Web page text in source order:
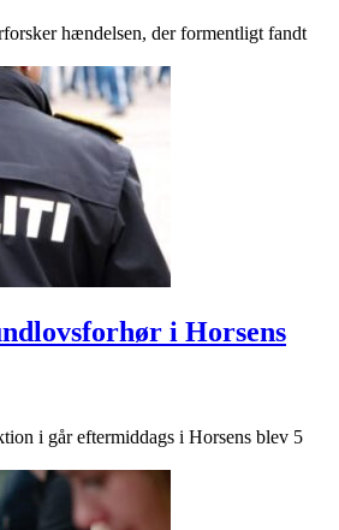
hændelsen, der formentligt fandt
i Horsens
i går eftermiddags i Horsens blev 5